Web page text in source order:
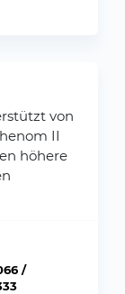
von
II
höhere
/